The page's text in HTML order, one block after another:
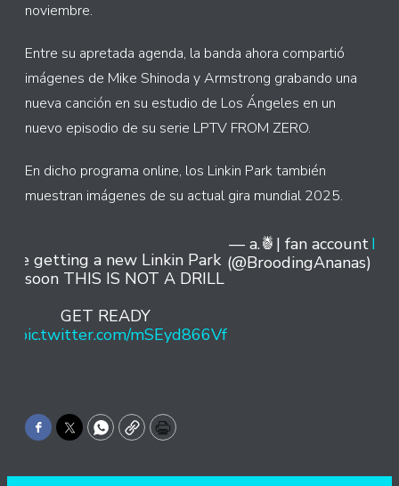
noviembre.
Entre su apretada agenda, la banda ahora compartió
imágenes de Mike Shinoda y Armstrong grabando una
nueva canción en su estudio de Los Ángeles en un
nuevo episodio de su serie LPTV FROM ZERO.
En dicho programa online, los Linkin Park también
muestran imágenes de su actual gira mundial 2025.
getting a new Linkin Park
soon THIS IS NOT A DRILL
GET READY
pic.twitter.com/mSEyd866Vf
— a.🍍| fan account
(@BroodingAnanas)
Facebook
TwitterWhatsApp
CopyPrint